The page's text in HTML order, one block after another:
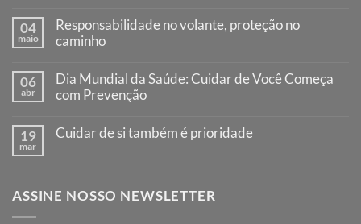
Julho
Vermelho:
um
que
salva
vidas
04
maio
Responsabilidade no volante, proteção no
caminho
em
Responsabilidade
no
proteção
no
06
abr
Dia Mundial da Saúde: Cuidar de Você Começa
com Prevenção
em
Cuidar
de
19
mar
Cuidar de si também é prioridade
de
ASSINE NOSSO NEWSLETTER